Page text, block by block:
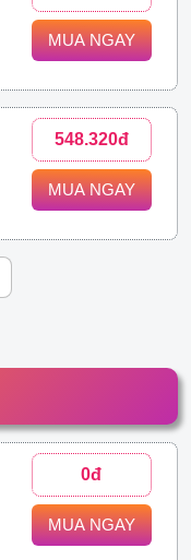
MUA NGAY
548.320đ
MUA NGAY
0đ
MUA NGAY